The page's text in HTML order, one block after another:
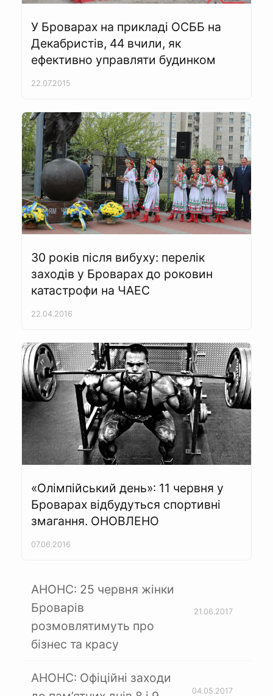
У Броварах на прикладі ОСББ на
Декабристів, 44 вчили, як
ефективно управляти будинком
22.07.2015
30 років після вибуху: перелік
заходів у Броварах до роковин
катастрофи на ЧАЕС
22.04.2016
«Олімпійський день»: 11 червня у
Броварах відбудуться спортивні
змагання. ОНОВЛЕНО
07.06.2016
АНОНС: 25 червня жінки
Броварів
розмовлятимуть про
бізнес та красу
21.06.2017
АНОНС: Офіційні заходи
04.05.2017